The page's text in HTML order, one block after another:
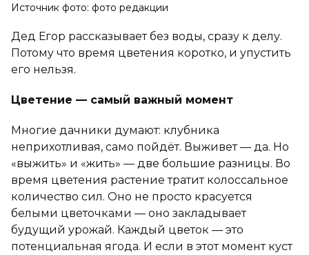
Источник фото: фото редакции
Дед Егор рассказывает без воды, сразу к делу.
Потому что время цветения коротко, и упустить
его нельзя.
Цветение — самый важный момент
Многие дачники думают: клубника
неприхотливая, само пойдёт. Выживет — да. Но
«выжить» и «жить» — две большие разницы. Во
время цветения растение тратит колоссальное
количество сил. Оно не просто красуется
белыми цветочками — оно закладывает
будущий урожай. Каждый цветок — это
потенциальная ягода. И если в этот момент куст